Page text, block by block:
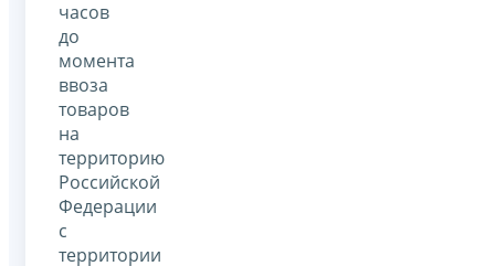
часов
до
момента
ввоза
товаров
на
территорию
Российской
Федерации
с
территории